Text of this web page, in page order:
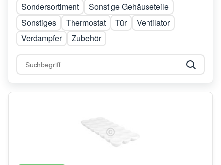
Sondersortiment
Sonstige Gehäuseteile
Sonstiges
Thermostat Tür
Ventilator
Verdampfer
Zubehör